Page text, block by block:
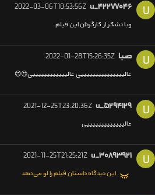
U u_۴۲۲۷۷۰۴۶ 2022-03-06T10:53:56Z
وبا تشکر از کارگردان این فیلم
U صبا 2022-01-28T15:26:35Z
عالیییییییییییییییی عالییییییییییییی😍😍
U u_۵۲۹۴۱۲۹ 2021-12-25T23:20:36Z
عالیییییییییییییی
U u_۳۰۸۹۳۹۲۱ 2021-11-25T21:25:21Z
این دیدگاه داستان فیلم را لو می‌دهد